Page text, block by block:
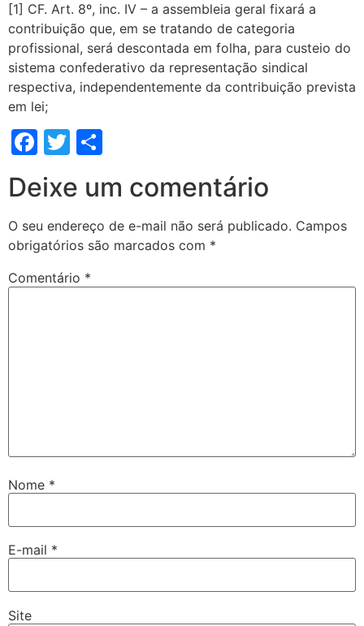
[1] CF. Art. 8º, inc. IV – a assembleia geral fixará a
contribuição que, em se tratando de categoria
profissional, será descontada em folha, para custeio do
sistema confederativo da representação sindical
respectiva, independentemente da contribuição prevista
em lei;
Facebook
Twitter
Deixe um comentário
O seu endereço de e-mail não será publicado. Campos
obrigatórios são marcados com *
Comentário *
Nome *
E-mail *
Site